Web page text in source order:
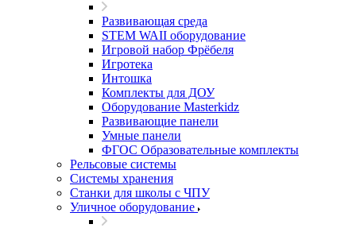
Развивающая среда
STEM WAII оборудование
Игровой набор Фрёбеля
Игротека
Интошка
Комплекты для ДОУ
Оборудование Masterkidz
Развивающие панели
Умные панели
ФГОС Образовательные комплекты
Рельсовые системы
Системы хранения
Станки для школы с ЧПУ
Уличное оборудование